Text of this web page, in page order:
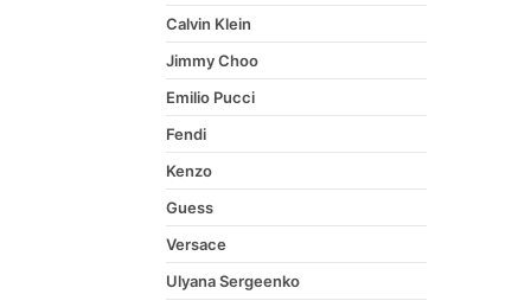
Calvin Klein
Jimmy Choo
Emilio Pucci
Fendi
Kenzo
Guess
Versace
Ulyana Sergeenko